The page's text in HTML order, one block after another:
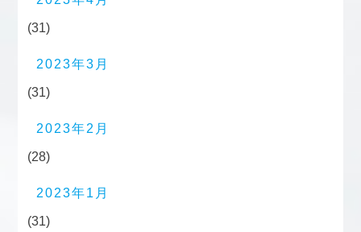
(31)
2023年3月
(31)
2023年2月
(28)
2023年1月
(31)